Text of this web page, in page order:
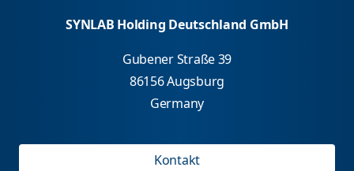
SYNLAB Holding Deutschland GmbH
Gubener Straße 39
86156 Augsburg
Germany
Kontakt